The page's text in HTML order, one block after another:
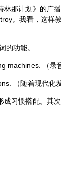
那计划》的广
。我看，这样
的功能。
（录
（随着现代化
习惯搭配。其